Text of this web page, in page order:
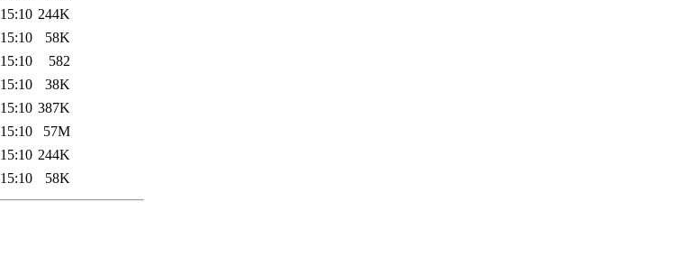
244K
58K
582
38K
387K
57M
244K
58K